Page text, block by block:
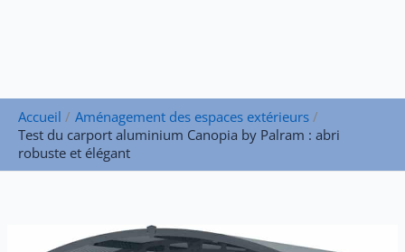
Accueil
Aménagement des espaces extérieurs
Test du carport aluminium Canopia by Palram : abri
robuste et élégant